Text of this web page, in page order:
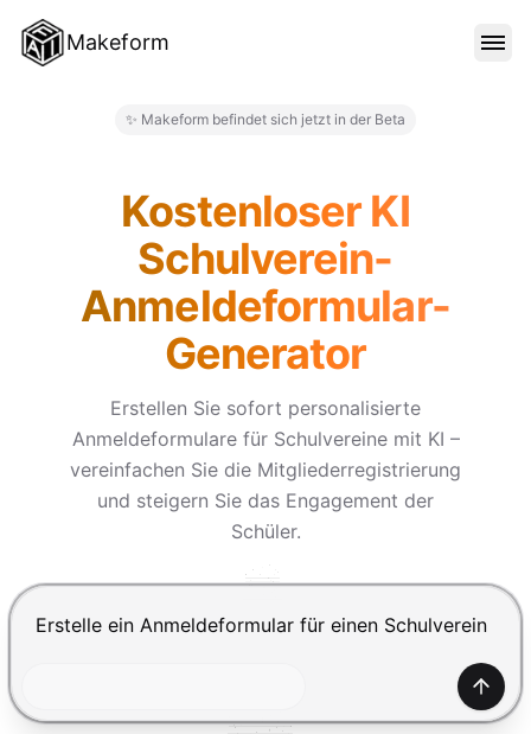
Makeform
ANMELDEN
KOSTENLOS TESTEN
✨ Makeform befindet sich jetzt in der Beta
Kostenloser KI
Schulverein-
Anmeldeformular-
Generator
Erstellen Sie sofort personalisierte
Anmeldeformulare für Schulvereine mit KI –
vereinfachen Sie die Mitgliederregistrierung
und steigern Sie das Engagement der
Schüler.
Drücke Enter zum Absenden, Shift+Enter für einen